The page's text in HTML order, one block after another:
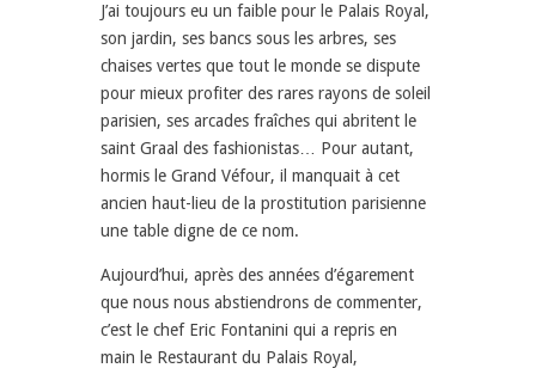
J’ai toujours eu un faible pour le Palais Royal,
son jardin, ses bancs sous les arbres, ses
chaises vertes que tout le monde se dispute
pour mieux profiter des rares rayons de soleil
parisien, ses arcades fraîches qui abritent le
saint Graal des fashionistas… Pour autant,
hormis le Grand Véfour, il manquait à cet
ancien haut-lieu de la prostitution parisienne
une table digne de ce nom.
Aujourd’hui, après des années d’égarement
que nous nous abstiendrons de commenter,
c’est le chef Eric Fontanini qui a repris en
main le Restaurant du Palais Royal,